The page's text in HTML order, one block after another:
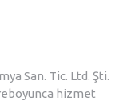
San. Tic. Ltd. Şti.
hizmet